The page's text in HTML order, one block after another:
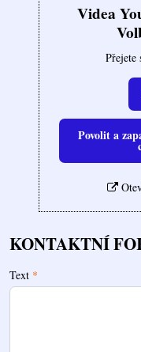
Videa
Přejete
Povolit a
KONTAKTNÍ
Text *